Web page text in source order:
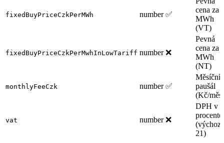
fixedBuyPriceCzkPerMWh number ✅
cena za
MWh
(VT)
fixedBuyPriceCzkPerMwhInLowTariff number ❌
Pevná
cena za
MWh
(NT)
monthlyFeeCzk number ✅
Měsíční
paušál
(Kč/
vat number ❌
DPH v
21)